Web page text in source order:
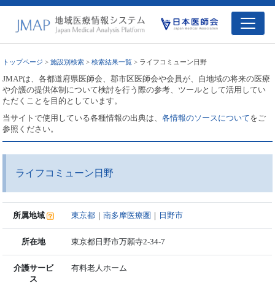
トップページ >施設別検索 >検索結果一覧 > ライフコミューン日野
JMAPは、各都道府県医師会、郡市区医師会や会員が、自地域の将来の医療
や介護の提供体制について検討を行う際の参考、ツールとして活用してい
ただくことを目的としています。
当サイトで使用している各種情報の出典は、各情報のソースについてをご
参照ください。
ライフコミューン日野
所属地域 東京都 ｜南多摩医療圏 ｜ 日野市
所在地 東京都日野市万願寺2-34-7
介護サービ
ス
有料老人ホーム